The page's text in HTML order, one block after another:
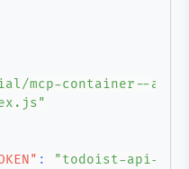
mcp-container--
:
"todoist-api-